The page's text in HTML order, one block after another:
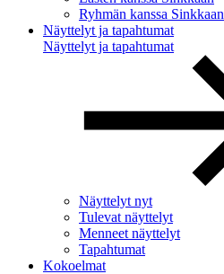
Ryhmän kanssa Sinkkaan
Näyttelyt ja tapahtumat
Näyttelyt ja tapahtumat
Näyttelyt nyt
Tulevat näyttelyt
Menneet näyttelyt
Tapahtumat
Kokoelmat